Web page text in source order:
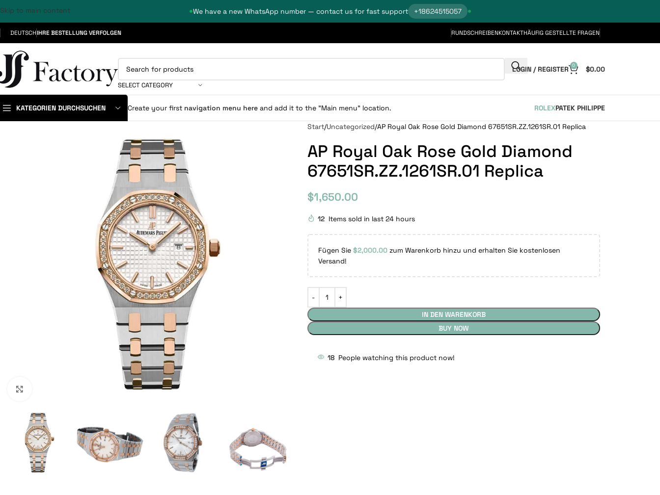
We have a new WhatsApp number — contact us for fast support +18624515057
Skip to main content
DEUTSCHIHRE BESTELLUNG VERFOLGEN RUNDSCHREIBENKONTAKTHÄUFIG GESTELLTE FRAGEN
SELECT CATEGORY
LOGIN / REGISTER 0 $0.00
KATEGORIEN DURCHSUCHEN Create your first navigation menu here and add it to the "Main menu" location. ROLEXPATEK PHILIPPE
Start Uncategorized AP Royal Oak Rose Gold Diamond 67651SR.ZZ.1261SR.01 Replica
AP Royal Oak Rose Gold Diamond
67651SR.ZZ.1261SR.01 Replica
$1,650.00
12 Items sold in last 24 hours
Fügen Sie $2,000.00zum Warenkorb hinzu und erhalten Sie kostenlosen
Versand!
IN DEN WARENKORB
BUY NOW
18 People watching this product now!